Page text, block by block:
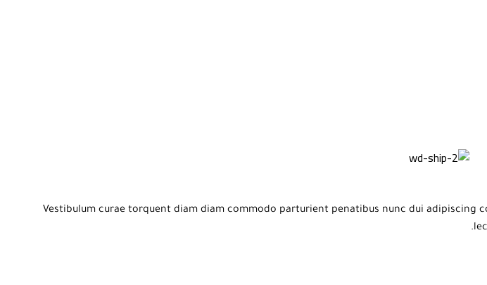
Vestibulum curae torquent diam diam commodo parturient penatibus nunc dui